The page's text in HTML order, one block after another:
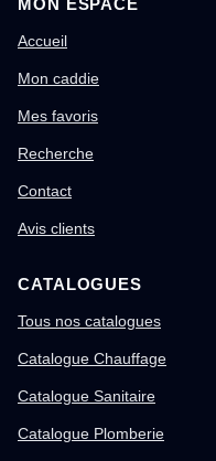
MON ESPACE
Accueil
Mon caddie
Mes favoris
Recherche
Contact
Avis clients
CATALOGUES
Tous nos catalogues
Catalogue Chauffage
Catalogue Sanitaire
Catalogue Plomberie